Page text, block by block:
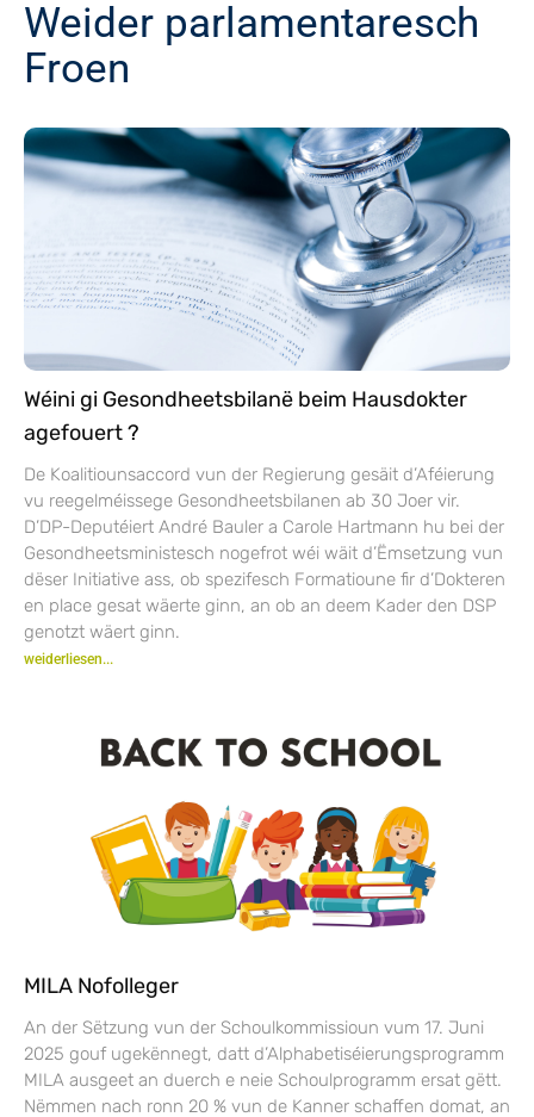
Weider parlamentaresch
Froen
Wéini gi Gesondheetsbilanë beim Hausdokter
agefouert ?
De Koalitiounsaccord vun der Regierung gesäit d’Aféierung
vu reegelméissege Gesondheetsbilanen ab 30 Joer vir.
D’DP-Deputéiert André Bauler a Carole Hartmann hu bei der
Gesondheetsministesch nogefrot wéi wäit d’Ëmsetzung vun
dëser Initiative ass, ob spezifesch Formatioune fir d’Dokteren
en place gesat wäerte ginn, an ob an deem Kader den DSP
genotzt wäert ginn.
weiderliesen...
MILA Nofolleger
An der Sëtzung vun der Schoulkommissioun vum 17. Juni
2025 gouf ugekënnegt, datt d’Alphabetiséierungsprogramm
MILA ausgeet an duerch e neie Schoulprogramm ersat gëtt.
Nëmmen nach ronn 20 % vun de Kanner schaffen domat, an